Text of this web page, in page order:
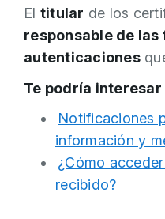
El titular de los
responsable de las
autenticaciones
Te podría interesar
Notificaciones
información y
¿Cómo
recibido?